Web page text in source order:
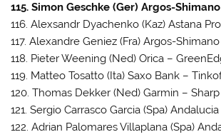
115. Simon Geschke (Ger) Argos-
116. Alexsandr Dyachenko (Kaz) Astana
117. Alexandre Geniez (Fra) Argos-Shimano
118. Pieter Weening (Ned) Orica –
119. Matteo Tosatto (Ita) Saxo Bank –
120. Thomas Dekker (Ned) Garmin – Sharp
121. Sergio Carrasco Garcia (Spa) Andalucia
122. Adrian Palomares Villaplana (Spa)